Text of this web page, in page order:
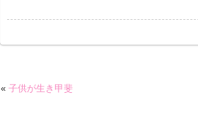
« 子供が生き甲斐